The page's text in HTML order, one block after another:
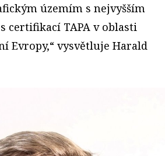
územím s nejvyšším
certifikací TAPA v oblasti
Evropy,“ vysvětluje Harald